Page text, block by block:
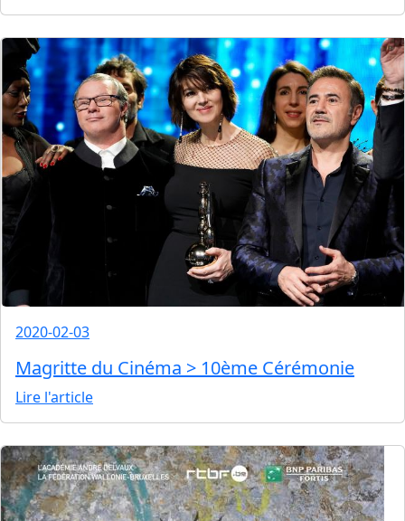
2020-02-03
Magritte du Cinéma > 10ème Cérémonie
Lire l'article